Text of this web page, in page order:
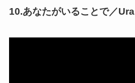
10.あなたがいることで／Ura